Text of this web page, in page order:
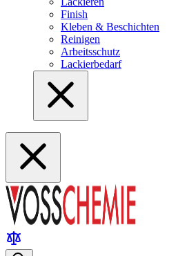
Finish
Kleben & Beschichten
Reinigen
Arbeitsschutz
Lackierbedarf